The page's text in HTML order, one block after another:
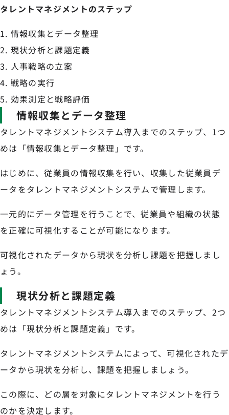
タレントマネジメントのステップ
情報収集とデータ整理
現状分析と課題定義
人事戦略の立案
戦略の実行
効果測定と戦略評価
情報収集とデータ整理
タレントマネジメントシステム導入までのステップ、1つ
めは「情報収集とデータ整理」です。
はじめに、従業員の情報収集を行い、収集した従業員デ
ータをタレントマネジメントシステムで管理します。
一元的にデータ管理を行うことで、従業員や組織の状態
を正確に可視化することが可能になります。
可視化されたデータから現状を分析し課題を把握しまし
ょう。
現状分析と課題定義
タレントマネジメントシステム導入までのステップ、2つ
めは「現状分析と課題定義」です。
タレントマネジメントシステムによって、可視化されたデ
ータから現状を分析し、課題を把握しましょう。
この際に、どの層を対象にタレントマネジメントを行う
のかを決定します。